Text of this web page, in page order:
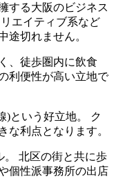
する大阪のビジネス
エイティブ系など
途切れません。
、徒歩圏内に飲食
利便性が高い立地で
)という好立地。 ク
な利点となります。
。 北区の街と共に歩
個性派事務所の出店